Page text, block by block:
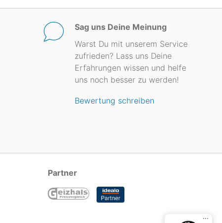
Sag uns Deine Meinung
Warst Du mit unserem Service
zufrieden? Lass uns Deine
Erfahrungen wissen und helfe
uns noch besser zu werden!
Bewertung schreiben
Partner
...